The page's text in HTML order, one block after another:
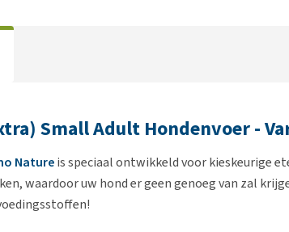
Small Adult Hondenvoer -
Natureis speciaal ontwikkeld voor kieskeurige
waardoor uw hond er geen genoeg van zal